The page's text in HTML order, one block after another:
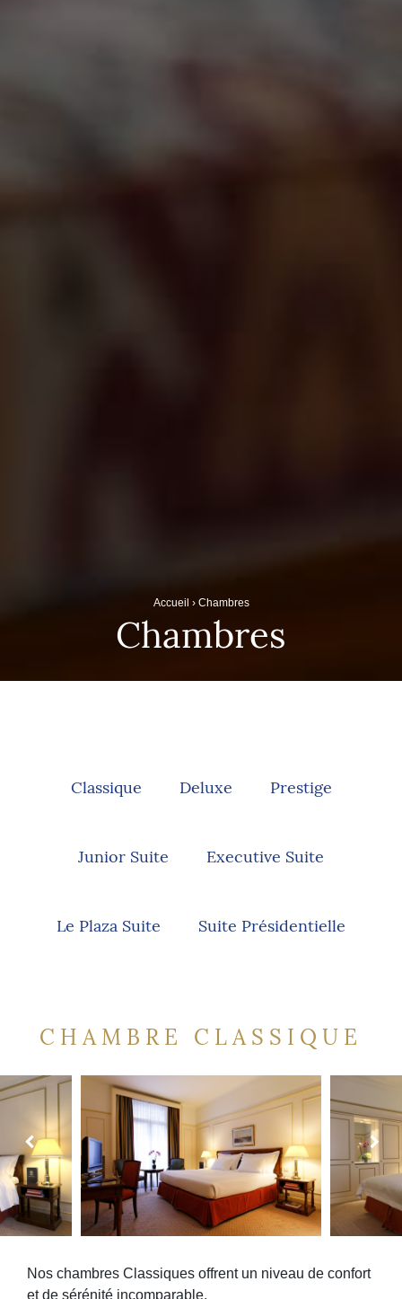
Accueil › Chambres
Chambres
Classique Deluxe Prestige
Junior Suite Executive Suite
Le Plaza Suite Suite Présidentielle
CHAMBRE CLASSIQUE
Nos chambres Classiques offrent un niveau de confort
et de sérénité incomparable.